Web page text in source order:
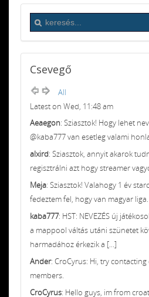
Csevegő
All
Latest on Wed, 11:48 am
Aeaegon: Sziasztok! Hogy lehet
@kaba777 van esetleg valami
alxird: Sziasztok, annyit akarok
regisztrálni azt hogy streamer
Meja: Sziasztok! Valahogy 1 év
fedeztem fel, hogy van magyar
kaba777: HST: NEVEZÉS új
a mappool váltás utáni szünetet
harmadához érkezik a [...]
Ander: CroCyrus: Hi, try
members.
CroCyrus: Hello guys, im from